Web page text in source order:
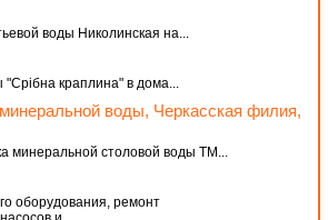
воды Николинская на...
"Срібна краплина" в дома...
воды, Черкасская филия,
минеральной столовой воды ТМ...
оборудования, ремонт